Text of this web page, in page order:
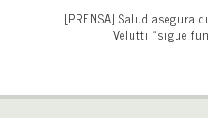
[PRENSA] Salud asegura
Velutti «sigue